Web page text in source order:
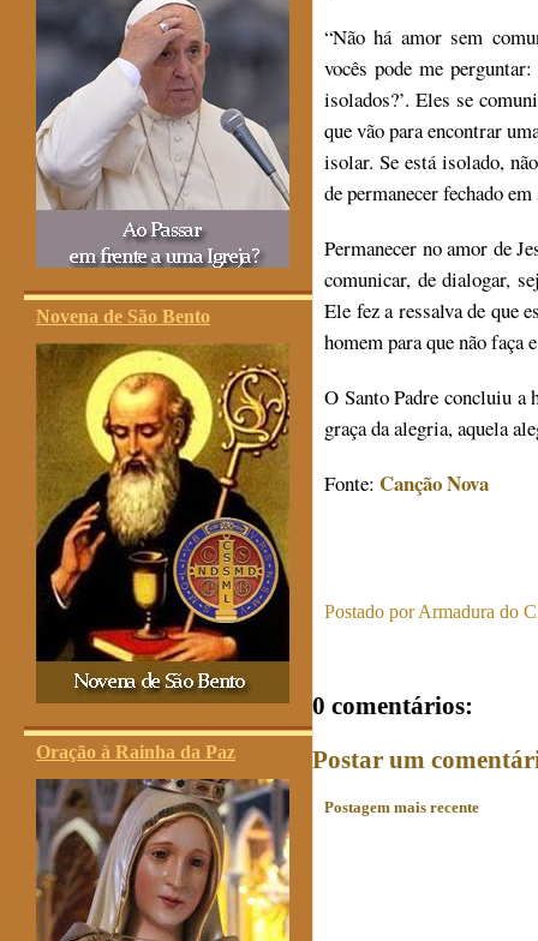
Novena de São Bento
Oração à Rainha da Paz
“Não há amor sem
vocês pode me
isolados?’. Eles se
que vão para encontrar
isolar. Se está isolado,
de permanecer fechado
Permanecer no amor de
comunicar, de dialogar,
Ele fez a ressalva de que
homem para que não faça
O Santo Padre concluiu a
graça da alegria, aquela
Fonte: Canção Nova
Postado porArmadura do
0 comentários:
Postar um
Postagem mais recente